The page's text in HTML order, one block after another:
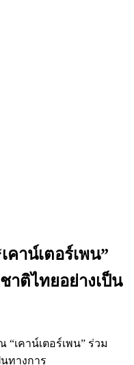
าน์เตอร์เพน”
ติไทยอย่างเป็น
เคาน์เตอร์เพน” ร่วม
ทางการ